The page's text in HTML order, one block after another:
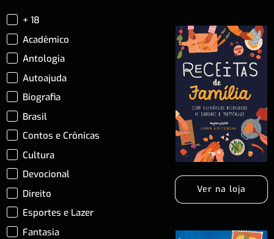
+ 18
Acadêmico
Antologia
Autoajuda
Biografia
Brasil
Contos e Crônicas
Cultura
Devocional
Direito
Esportes e Lazer
Fantasia
Ver na loja